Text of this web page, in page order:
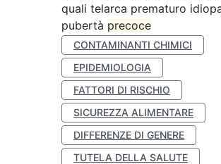
quali telarca prematuro
pubertà precoce
CONTAMINANTI CHIMICI
EPIDEMIOLOGIA
FATTORI DI RISCHIO
SICUREZZA ALIMENTARE
DIFFERENZE DI GENERE
TUTELA DELLA SALUTE